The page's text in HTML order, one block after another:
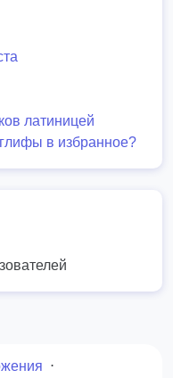
латиницей
в избранное?
⋅